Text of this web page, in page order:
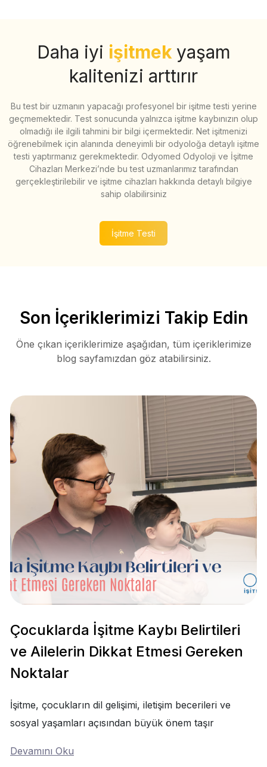
Daha iyi işitmek yaşam
kalitenizi arttırır
Bu test bir uzmanın yapacağı profesyonel bir işitme testi yerine
geçmemektedir. Test sonucunda yalnızca işitme kaybınızın olup
olmadığı ile ilgili tahmini bir bilgi içermektedir. Net işitmenizi
öğrenebilmek için alanında deneyimli bir odyoloğa detaylı işitme
testi yaptırmanız gerekmektedir. Odyomed Odyoloji ve İşitme
Cihazları Merkezi’nde bu test uzmanlarımız tarafından
gerçekleştirilebilir ve işitme cihazları hakkında detaylı bilgiye
sahip olabilirsiniz
İşitme Testi
Son İçeriklerimizi Takip Edin
Öne çıkan içeriklerimize aşağıdan, tüm içeriklerimize
blog sayfamızdan göz atabilirsiniz.
Çocuklarda İşitme Kaybı Belirtileri
ve Ailelerin Dikkat Etmesi Gereken
Noktalar
İşitme, çocukların dil gelişimi, iletişim becerileri ve
sosyal yaşamları açısından büyük önem taşır
Devamını Oku